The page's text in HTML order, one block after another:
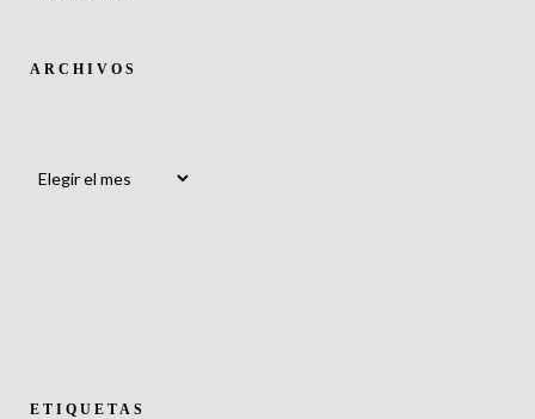
ARCHIVOS
ETIQUETAS